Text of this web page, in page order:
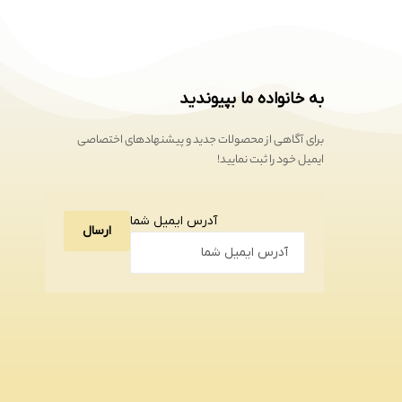
به خانواده ما بپیوندید
برای آگاهی از محصولات جدید و پیشنهادهای اختصاصی
ایمیل خود را ثبت نمایید!
آدرس ایمیل شما